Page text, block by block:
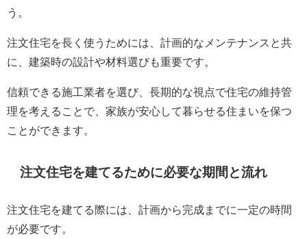
う。
注文住宅を長く使うためには、計画的なメンテナンスと共
に、建築時の設計や材料選びも重要です。
信頼できる施工業者を選び、長期的な視点で住宅の維持管
理を考えることで、家族が安心して暮らせる住まいを保つ
ことができます。
注文住宅を建てるために必要な期間と流れ
注文住宅を建てる際には、計画から完成までに一定の時間
が必要です。